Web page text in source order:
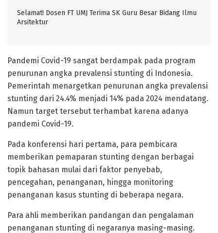
Selamat! Dosen FT UMJ Terima SK Guru Besar Bidang Ilmu
Arsitektur
Pandemi Covid-19 sangat berdampak pada program
penurunan angka prevalensi stunting di Indonesia.
Pemerintah menargetkan penurunan angka prevalensi
stunting dari 24.4% menjadi 14% pada 2024 mendatang.
Namun target tersebut terhambat karena adanya
pandemi Covid-19.
Pada konferensi hari pertama, para pembicara
memberikan pemaparan stunting dengan berbagai
topik bahasan mulai dari faktor penyebab,
pencegahan, penanganan, hingga monitoring
penanganan kasus stunting di beberapa negara.
Para ahli memberikan pandangan dan pengalaman
penanganan stunting di negaranya masing-masing.